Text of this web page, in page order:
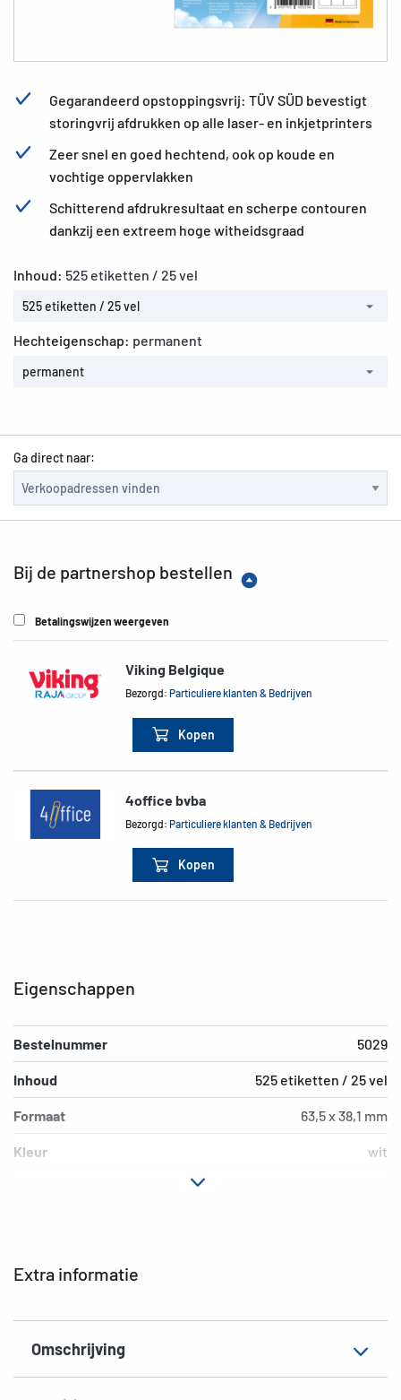
Gegarandeerd opstoppingsvrij: TÜV SÜD bevestigt
storingvrij afdrukken op alle laser- en inkjetprinters
Zeer snel en goed hechtend, ook op koude en
vochtige oppervlakken
Schitterend afdrukresultaat en scherpe contouren
dankzij een extreem hoge witheidsgraad
Inhoud: 525 etiketten / 25 vel
525 etiketten / 25 vel
Hechteigenschap: permanent
permanent
Ga direct naar:
Bij de partnershop bestellen
Betalingswijzen weergeven
Viking Belgique
Bezorgd:Particuliere klanten & Bedrijven
Kopen
4office bvba
Bezorgd:Particuliere klanten & Bedrijven
Kopen
Extra informatie
Omschrijving
Eigenschappen
Bestelnummer 5029
Inhoud 525 etiketten / 25 vel
Formaat 63,5 x 38,1 mm
Kleur wit